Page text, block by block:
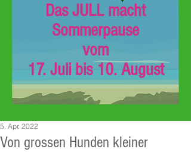
Das JULL macht
Sommerpause
vom
17. Juli bis 10. August
Von grossen Hunden kleiner
5. Apr. 2022